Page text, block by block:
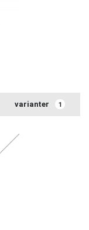
varianter 1